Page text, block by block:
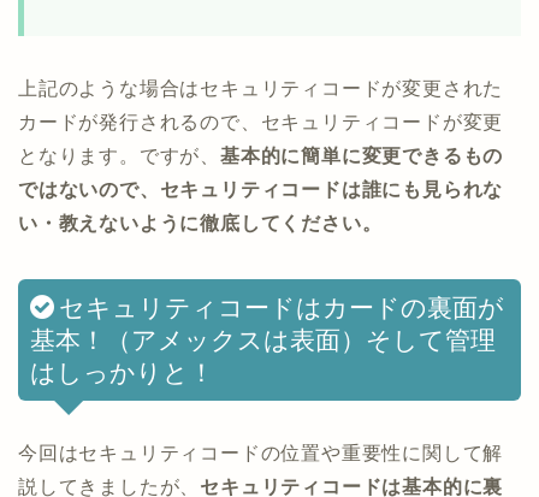
上記のような場合はセキュリティコードが変更された
カードが発行されるので、セキュリティコードが変更
となります。ですが、 基本的に簡単に変更できるもの
ではないので、セキュリティコードは誰にも見られな
い・教えないように徹底してください。
セキュリティコードはカードの裏面が
基本！（アメックスは表面）そして管理
はしっかりと！
今回はセキュリティコードの位置や重要性に関して解
説してきましたが、 セキュリティコードは基本的に裏